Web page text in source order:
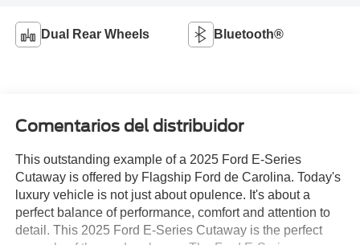
Dual Rear Wheels Bluetooth®
Comentarios del distribuidor
This outstanding example of a 2025 Ford E-Series
Cutaway is offered by Flagship Ford de Carolina. Today's
luxury vehicle is not just about opulence. It's about a
perfect balance of performance, comfort and attention to
detail. This 2025 Ford E-Series Cutaway is the perfect